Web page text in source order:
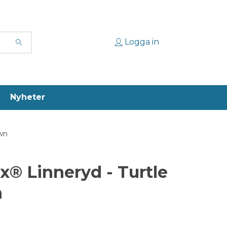
Logga in
Nyheter
Linneryd - Turtle